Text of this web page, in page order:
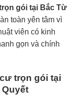
gói tại Bắc Từ
toàn yên tâm vì
viên có kinh
gọn và chính
trọn gói tại